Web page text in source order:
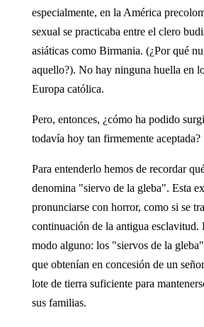
especialmente, en la América
sexual se practicaba entre el clero
asiáticas como Birmania. (¿Por qué
aquello?). No hay ninguna huella en
Europa católica.
Pero, entonces, ¿cómo ha podido
todavía hoy tan firmemente aceptada?
Para entenderlo hemos de recordar
denomina "siervo de la gleba". Esta
pronunciarse con horror, como si se
continuación de la antigua esclavitud.
modo alguno: los "siervos de la
que obtenían en concesión de un
lote de tierra suficiente para
sus familias.